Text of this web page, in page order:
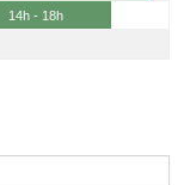
14h - 18h